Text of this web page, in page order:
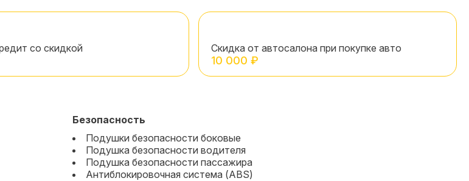
со скидкой Скидка от автосалона при покупке авто
10 000 ₽
Безопасность
Подушки безопасности боковые
Подушка безопасности водителя
Подушка безопасности пассажира
Антиблокировочная система (ABS)